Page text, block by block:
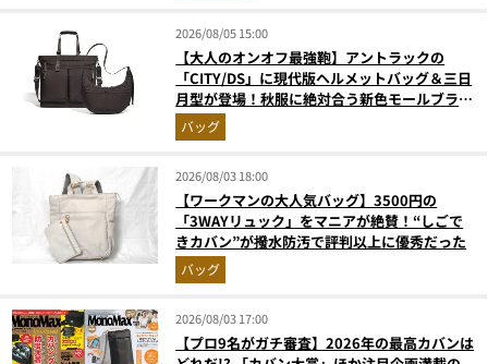
2026/08/05 15:00
【大人のオンオフ最強鞄】アントラックの
「CITY/DS」に現代版ヘルメットバッグ＆三日
月型が登場！秋服に絶対合う新色モールブラウ
ンが傑作
バッグ
2026/08/03 18:00
【ワークマンの大人気バッグ】3500円の
「3WAYリュック」をマニアが絶賛！“しごで
きカバン”が撥水防汚で評判以上に優秀だった
バッグ
2026/08/03 17:00
【プロ9名がガチ審査】2026年の最高カバンは